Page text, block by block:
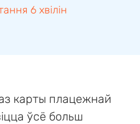
6 хвілін
карты плацежнай
ўсё больш